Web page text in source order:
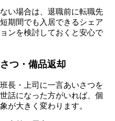
い場合は、退職前に転職先
期間でも入居できるシェア
ンを検討しておくと安心で
つ・備品返却
長・上司に一言あいさつを
話になった方がいれば、個
が大きく変わります。